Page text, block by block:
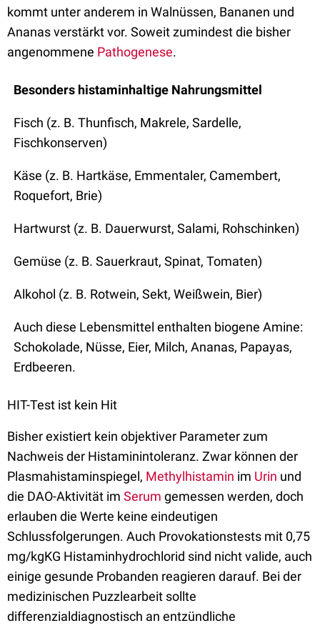
kommt unter anderem in Walnüssen, Bananen und
Ananas verstärkt vor. Soweit zumindest die bisher
angenommene Pathogenese.
Besonders histaminhaltige Nahrungsmittel
Fisch (z. B. Thunfisch, Makrele, Sardelle,
Fischkonserven)
Käse (z. B. Hartkäse, Emmentaler, Camembert,
Roquefort, Brie)
Hartwurst (z. B. Dauerwurst, Salami, Rohschinken)
Gemüse (z. B. Sauerkraut, Spinat, Tomaten)
Alkohol (z. B. Rotwein, Sekt, Weißwein, Bier)
Auch diese Lebensmittel enthalten biogene Amine:
Schokolade, Nüsse, Eier, Milch, Ananas, Papayas,
Erdbeeren.
HIT-Test ist kein Hit
Bisher existiert kein objektiver Parameter zum
Nachweis der Histaminintoleranz. Zwar können der
Plasmahistaminspiegel, Methylhistamin im Urin und
die DAO-Aktivität im Serum gemessen werden, doch
erlauben die Werte keine eindeutigen
Schlussfolgerungen. Auch Provokationstests mit 0,75
mg/kgKG Histaminhydrochlorid sind nicht valide, auch
einige gesunde Probanden reagieren darauf. Bei der
medizinischen Puzzlearbeit sollte
differenzialdiagnostisch an entzündliche